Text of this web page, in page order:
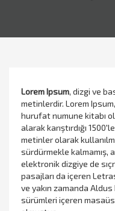
Lorem Ipsum, dizgi ve
metinlerdir. Lorem
hurufat numune kitabı
alarak karıştırdığı
metinler olarak
sürdürmekle kalmamış,
elektronik dizgiye de
pasajları da içeren
ve yakın zamanda
sürümleri içeren